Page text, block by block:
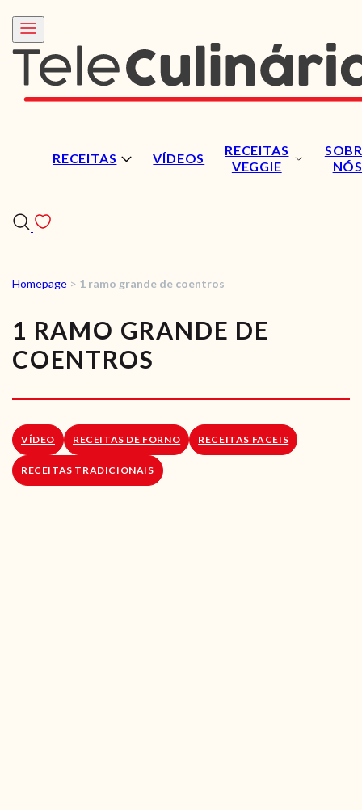
RECEITAS VÍDEOS
RECEITAS
VEGGIE
NÓS
RECEITAS
VÍDEOS
RECEITAS VEGGIE
LOJA ONLINE
Homepage > 1 ramo grande de coentros
1 RAMO GRANDE DE
COENTROS
VÍDEO RECEITAS DE FORNO RECEITAS FACEIS
RECEITAS TRADICIONAIS